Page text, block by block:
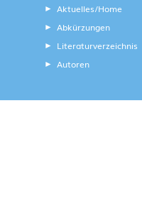
Aktuelles/Home
Abkürzungen
Literaturverzeichnis
Autoren